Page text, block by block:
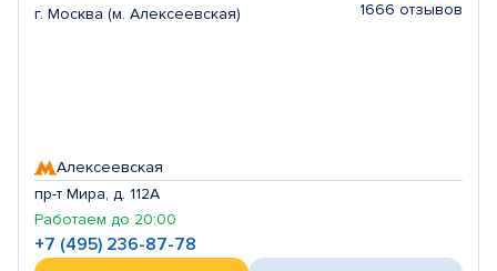
г. Москва (м. Алексеевская)
1666 отзывов
Алексеевская
пр-т Мира, д. 112А
Работаем до 20:00
+7 (495) 236-87-78